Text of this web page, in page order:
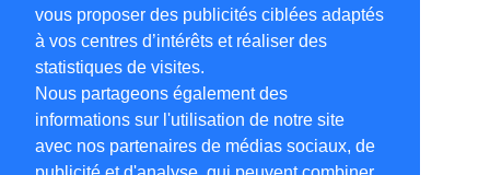
vous proposer des publicités ciblées adaptés
à vos centres d’intérêts et réaliser des
statistiques de visites.
Nous partageons également des
informations sur l'utilisation de notre site
avec nos partenaires de médias sociaux, de